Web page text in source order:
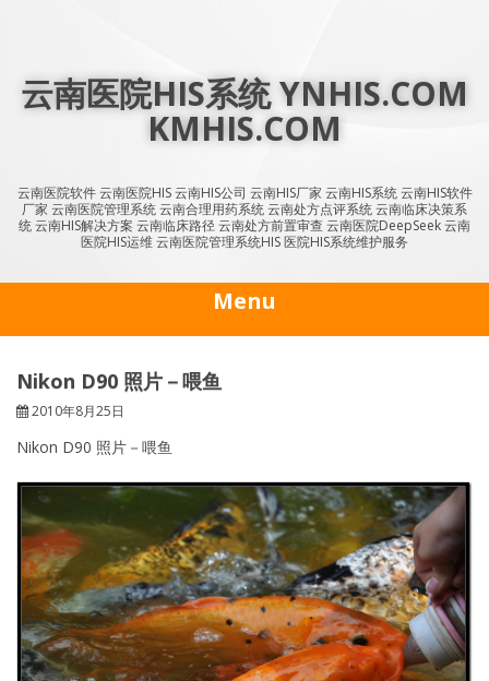
云南医院HIS系统 YNHIS.COM
KMHIS.COM
云南医院软件 云南医院HIS 云南HIS公司 云南HIS厂家 云南HIS系统 云南HIS软件
厂家 云南医院管理系统 云南合理用药系统 云南处方点评系统 云南临床决策系
统 云南HIS解决方案 云南临床路径 云南处方前置审查 云南医院DeepSeek 云南
医院HIS运维 云南医院管理系统HIS 医院HIS系统维护服务
Menu
Nikon D90 照片－喂鱼
2010年8月25日
Nikon D90 照片－喂鱼